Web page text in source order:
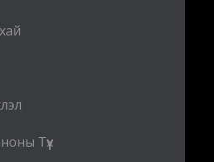
Түүх